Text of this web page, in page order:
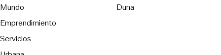
Mundo
Emprendimiento
Servicios
DunaOpens in new window